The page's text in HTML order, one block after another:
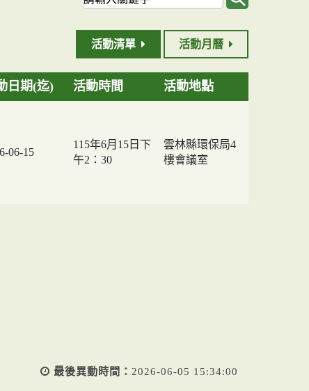
鍵
查活動清單 活動月曆
日期(迄) 活動時間 活動地點
06-15
115年6月15日下
午2：30
雲林縣環保局4
樓會議室
最後異動時間： 2026-06-05 15:34:00